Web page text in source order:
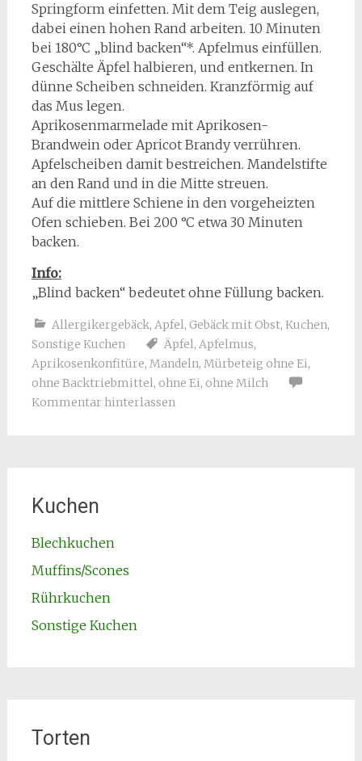
Springform einfetten. Mit dem Teig auslegen,
dabei einen hohen Rand arbeiten. 10 Minuten
bei 180°C „blind backen“*. Apfelmus einfüllen.
Geschälte Äpfel halbieren, und entkernen. In
dünne Scheiben schneiden. Kranzförmig auf
das Mus legen.
Aprikosenmarmelade mit Aprikosen-
Brandwein oder Apricot Brandy verrühren.
Apfelscheiben damit bestreichen. Mandelstifte
an den Rand und in die Mitte streuen.
Auf die mittlere Schiene in den vorgeheizten
Ofen schieben. Bei 200 °C etwa 30 Minuten
backen.
Info:
„Blind backen“ bedeutet ohne Füllung backen.
Allergikergebäck, Apfel, Gebäck mit Obst, Kuchen,
Sonstige Kuchen
Äpfel, Apfelmus,
Aprikosenkonfitüre, Mandeln, Mürbeteig ohne Ei,
ohne Backtriebmittel, ohne Ei, ohne Milch
Kommentar hinterlassen
Kuchen
Blechkuchen
Muffins/Scones
Rührkuchen
Sonstige Kuchen
Torten